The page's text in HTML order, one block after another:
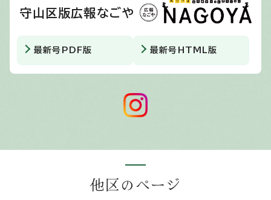
守山区版広報なごや
最新号PDF版 最新号HTML版
他区のページ